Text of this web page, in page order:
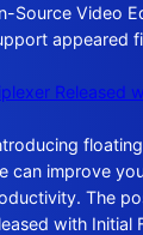
Source Video
appeared
Released
can improve
The
with Initial